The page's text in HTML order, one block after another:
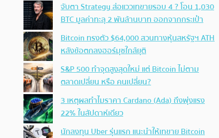
จับตา Strategy ส่อแววเทขายรอบ 4 ? โอน 1,030
BTC มูลค่าทะลุ 2 พันล้านบาท ออกจากกระเป๋า
Bitcoin ทรงตัว $64,000 สวนทางหุ้นสหรัฐฯ ATH
หลังข้อตกลงฮอร์มุซใกล้ยุติ
S&P 500 ทำจุดสูงสุดใหม่ แต่ Bitcoin ไม่ตาม
ตลาดเปลี่ยน หรือ คนเปลี่ยน?
3 เหตุผลทำไมราคา Cardano (Ada) ถึงพุ่งแรง
22% ในสัปดาห์เดียว
นักลงทุน Uber รุ่นแรก แนะนำให้เทขาย Bitcoin